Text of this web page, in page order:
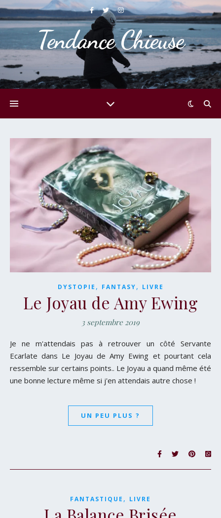
Tendance Chieuse
DYSTOPIE , FANTASY, LIVRE
Le Joyau de Amy Ewing
3 septembre 2019
Je ne m'attendais pas à retrouver un côté Servante
Ecarlate dans Le Joyau de Amy Ewing et pourtant cela
ressemble sur certains points.. Le Joyau a quand même été
une bonne lecture même si j'en attendais autre chose !
UN PEU PLUS ?
FANTASTIQUE , LIVRE